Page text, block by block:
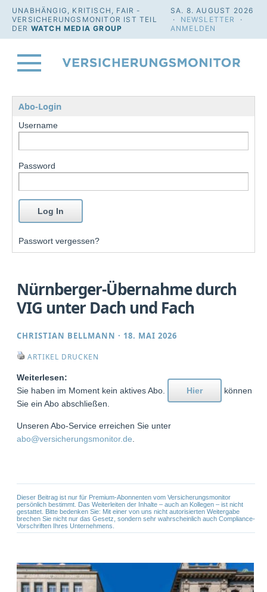
UNABHÄNGIG, KRITISCH, FAIR -
VERSICHERUNGSMONITOR IST TEIL
DER WATCH MEDIA GROUP
SA. 8. AUGUST 2026
· NEWSLETTER
·
ANMELDEN
Abo-Login
Username
Password
Passwort vergessen?
Nürnberger-Übernahme durch
VIG unter Dach und Fach
CHRISTIAN BELLMANN · 18. MAI 2026
ARTIKEL DRUCKEN
Weiterlesen:
Sie haben im Moment kein aktives Abo.
Hier
können
Sie ein Abo abschließen.
Unseren Abo-Service erreichen Sie unter
abo@versicherungsmonitor.de
Dieser Beitrag ist nur für Premium-Abonnenten vom Versicherungsmonitor
persönlich bestimmt. Das Weiterleiten der Inhalte – auch an Kollegen – ist nicht
gestattet. Bitte bedenken Sie: Mit einer von uns nicht autorisierten Weitergabe
brechen Sie nicht nur das Gesetz, sondern sehr wahrscheinlich auch Compliance-
Vorschriften Ihres Unternehmens.